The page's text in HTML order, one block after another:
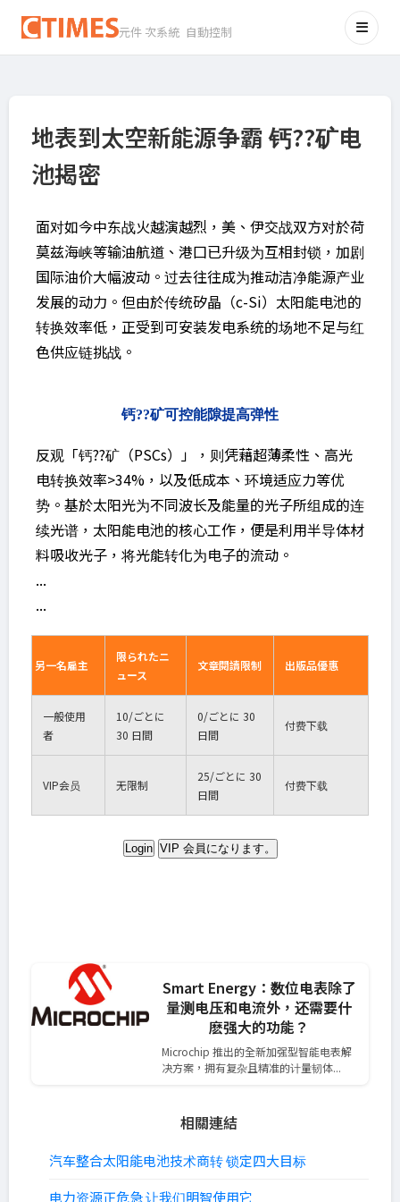
元件 次系統 自動控制
地表到太空新能源争霸 钙??矿电
池揭密
面对如今中东战火越演越烈，美、伊交战双方对於荷
莫兹海峡等输油航道、港囗已升级为互相封锁，加剧
国际油价大幅波动。过去往往成为推动洁净能源产业
发展的动力。但由於传统矽晶（c-Si）太阳能电池的
转换效率低，正受到可安装发电系统的场地不足与红
色供应链挑战。
钙??矿可控能隙提高弹性
反观「钙??矿（PSCs）」，则凭藉超薄柔性、高光
电转换效率>34%，以及低成本、环境适应力等优
势。基於太阳光为不同波长及能量的光子所组成的连
续光谱，太阳能电池的核心工作，便是利用半导体材
料吸收光子，将光能转化为电子的流动。
...
...
另一名雇主
限られたニ
ュース
文章閱讀限制 出版品優惠
一般使用
者
10/ごとに
30 日間
0/ごとに 30
日間
付费下载
VIP会员 无限制
25/ごとに 30
日間
付费下载
Login VIP 会員になります。
Smart Energy：数位电表除了
量测电压和电流外，还需要什
麽强大的功能？
Microchip 推出的全新加强型智能电表解
决方案，拥有复杂且精准的计量韧体...
相關連結
汽车整合太阳能电池技术商转 锁定四大目标
电力资源正危急 让我们明智使用它